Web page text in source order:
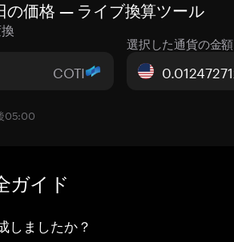
の価格 — ライブ換算ツール
COTI
選択した通貨の金額
05:00
ガイド
しましたか？